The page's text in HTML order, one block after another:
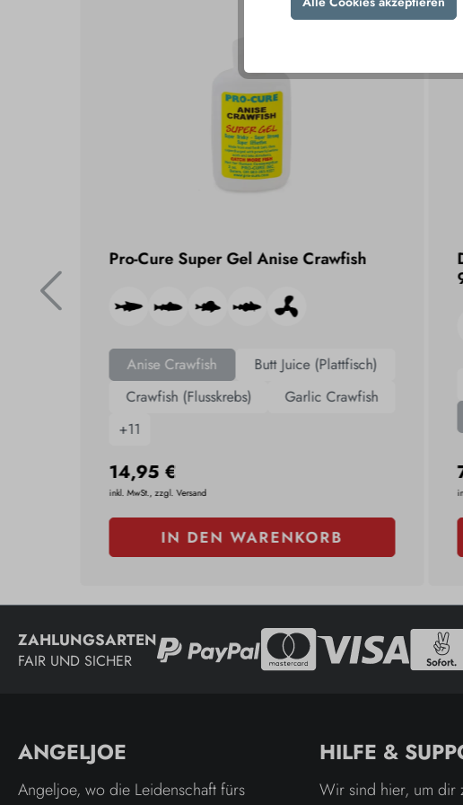
Pro-Cure Super Gel Anise Crawfish
Anise Crawfish
Butt Juice (Plattfisch)
Crawfish (Flusskrebs)
Garlic Crawfish
+11
14,95 €
inkl. MwSt., zzgl. Versand
IN DEN WARENKORB
ZAHLUNGSARTEN
FAIR UND SICHER
ANGELJOE
Angeljoe, wo die Leidenschaft fürs
HILFE &
Wir sind hier, um dir